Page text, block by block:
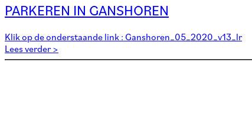
PARKEREN IN GANSHOREN
Klik op de onderstaande link : Ganshoren_05_2020_v13_lr
Lees verder >